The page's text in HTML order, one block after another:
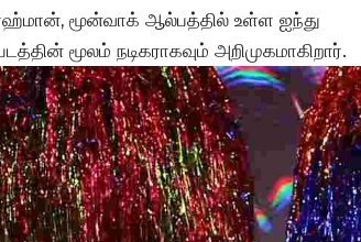
மூன்வாக் ஆல்பத்தில் உள்ள ஐந்து
மூலம் நடிகராகவும் அறிமுகமாகிறார்.